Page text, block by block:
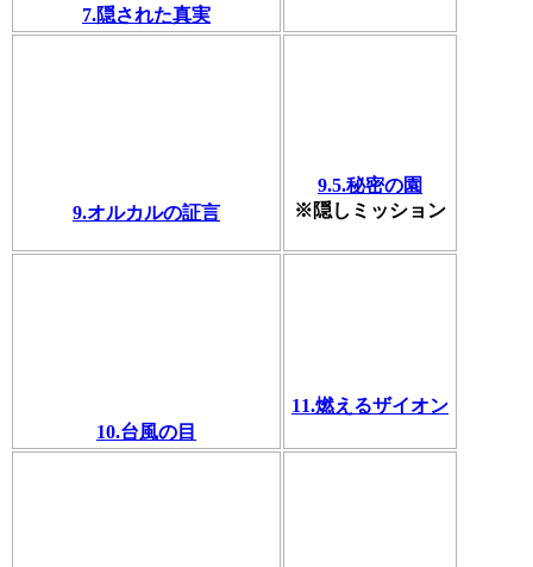
7.隠された真実
9.オルカルの証言
9.5.秘密の園
※隠しミッション
10.台風の目
11.燃えるザイオン